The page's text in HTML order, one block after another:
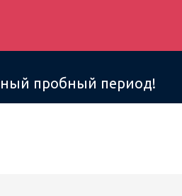
пробный период!